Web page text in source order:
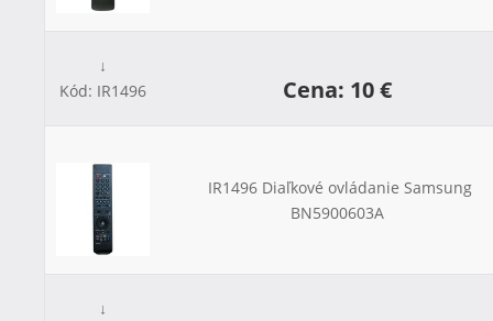
↓
Kód: IR1496
Cena: 10 €
IR1496 Diaľkové ovládanie Samsung
BN5900603A
↓